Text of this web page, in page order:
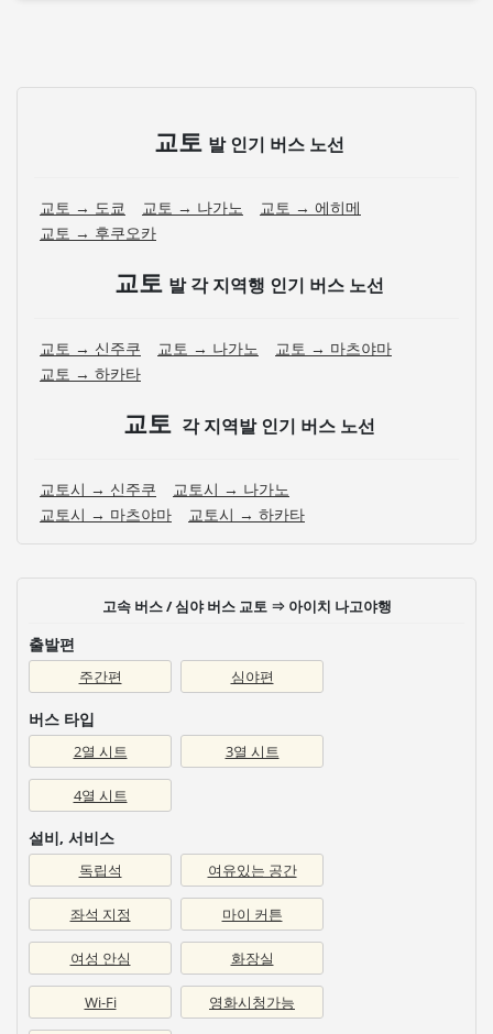
교토 발 인기 버스 노선
교토 → 도쿄 교토 → 나가노
교토 → 에히메
교토 → 후쿠오카
교토 발 각 지역행 인기 버스 노선
교토 → 신주쿠 교토 → 나가노
교토 → 마츠야마
교토 → 하카타
교토 각 지역발 인기 버스 노선
교토시 → 신주쿠
교토시 → 나가노
교토시 → 마츠야마
교토시 → 하카타
고속 버스 / 심야 버스 교토 ⇒ 아이치 나고야행
출발편
주간편 심야편
버스 타입
2열 시트 3열 시트
4열 시트
설비, 서비스
독립석 여유있는 공간
좌석 지정 마이 커튼
여성 안심 화장실
Wi-Fi 영화시청가능